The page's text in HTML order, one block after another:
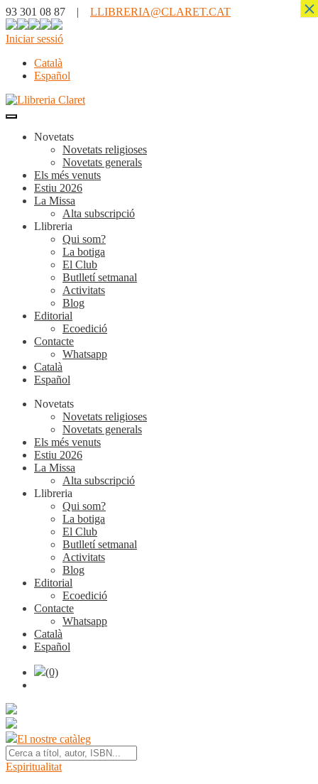
93 301 08 87 | LLIBRERIA@CLARET.CAT
Iniciar sessió
Català
Español
Novetats
Novetats religioses
Novetats generals
Els més venuts
Estiu 2026
La Missa
Alta subscripció
Llibreria
Qui som?
La botiga
El Club
Butlletí setmanal
Activitats
Blog
Editorial
Ecoedició
Contacte
Whatsapp
Català
Español
Novetats
Novetats religioses
Novetats generals
Els més venuts
Estiu 2026
La Missa
Alta subscripció
Llibreria
Qui som?
La botiga
El Club
Butlletí setmanal
Activitats
Blog
Editorial
Ecoedició
Contacte
Whatsapp
Català
Español
(0)
El nostre catàleg
Espiritualitat
×